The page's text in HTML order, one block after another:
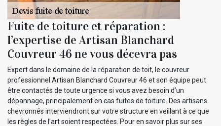
Fuite de toiture et réparation :
l’expertise de Artisan Blanchard
Couvreur 46 ne vous décevra pas
Expert dans le domaine de la réparation de toit, le couvreur
professionnel Artisan Blanchard Couvreur 46 et son équipe peut
être contactés de toute urgence si vous avez besoin d’un
dépannage, principalement en cas fuites de toiture. Des artisans
chevronnés interviendront sur votre structure en veillant à ce que
les règles de l’art soient respectées. Pour en savoir plus sur ses